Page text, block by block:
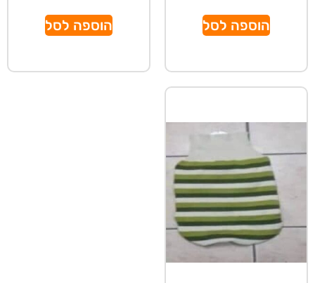
הוספה לסל הוספה לסל